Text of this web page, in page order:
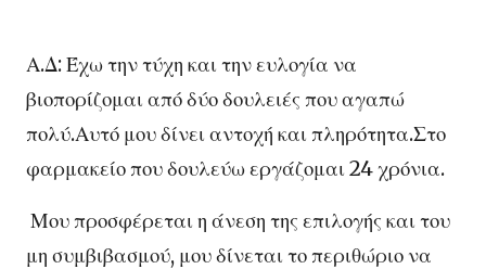
Α.Δ: Έχω την τύχη και την ευλογία να
βιοπορίζομαι από δύο δουλειές που αγαπώ
πολύ.Αυτό μου δίνει αντοχή και πληρότητα.Στο
φαρμακείο που δουλεύω εργάζομαι 24 χρόνια.
Μου προσφέρεται η άνεση της επιλογής και του
μη συμβιβασμού, μου δίνεται το περιθώριο να